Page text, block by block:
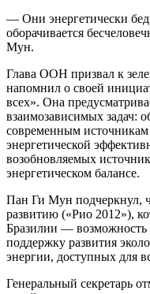
— Они энергетически
оборачивается
Мун.
Глава ООН призвал к
напомнил о своей
всех». Она
взаимозависимых задач:
современным
энергетической
возобновляемых
энергетическом балансе.
Пан Ги Мун подчеркнул,
развитию («Рио 2012»),
Бразилии —
поддержку развития
энергии, доступных для
Генеральный секретарь